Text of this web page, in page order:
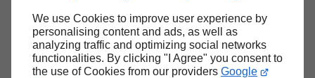
We use Cookies to improve user experience by
personalising content and ads, as well as
analyzing traffic and optimizing social networks
functionalities. By clicking "I Agree" you consent to
the use of Cookies from our providers Google
Haut de page